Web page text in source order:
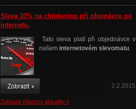
Sleva 10% na chiptuning při objenávce po
internetu.
Tato sleva platí při objednávce v
našem internetovém slevomatu.
2.2.2015
Zobrazit všechny aktuality »